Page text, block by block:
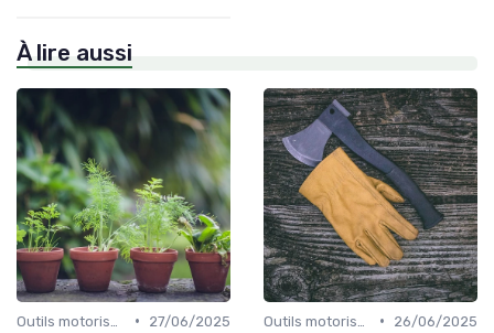
À lire aussi
•
27/06/2025
•
26/06/2025